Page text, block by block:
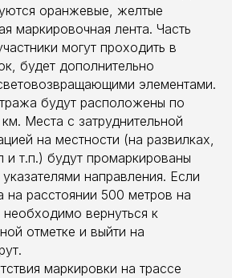
оранжевые, желтые
маркировочная лента. Часть
могут проходить в
будет дополнительно
элементами.
будут расположены по
Места с затруднительной
на местности (на развилках,
и т.п.) будут промаркированы
направления. Если
на расстоянии 500 метров на
вернуться к
отметке и выйти на
маркировки на трассе